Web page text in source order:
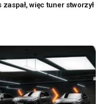
więc tuner stworzył